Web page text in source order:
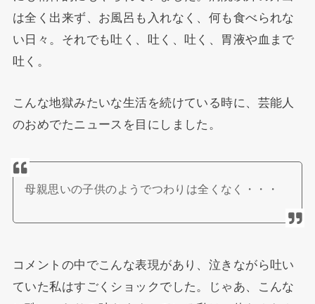
は全く出来ず、お風呂も入れなく、何も食べられな
い日々。それでも吐く、吐く、吐く、胃液や血まで
吐く。
こんな地獄みたいな生活を続けている時に、芸能人
のおめでたニュースを目にしました。
母親思いの子供のようでつわりは全くなく・・・
コメントの中でこんな表現があり、泣きながら吐い
ていた私はすごくショックでした。じゃあ、こんな